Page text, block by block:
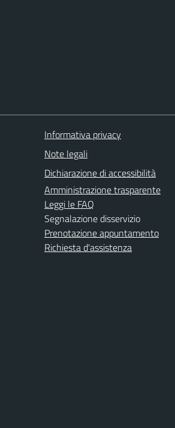
Informativa privacy
Note legali
Dichiarazione di accessibilità
Amministrazione trasparente
Leggi le FAQ
Segnalazione disservizio
Prenotazione appuntamento
Richiesta d'assistenza